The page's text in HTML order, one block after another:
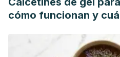
International Journal of Food
Batish, D. R., Singh, H. P.,
Eucalyptus essential oil as
cómo funcionan y